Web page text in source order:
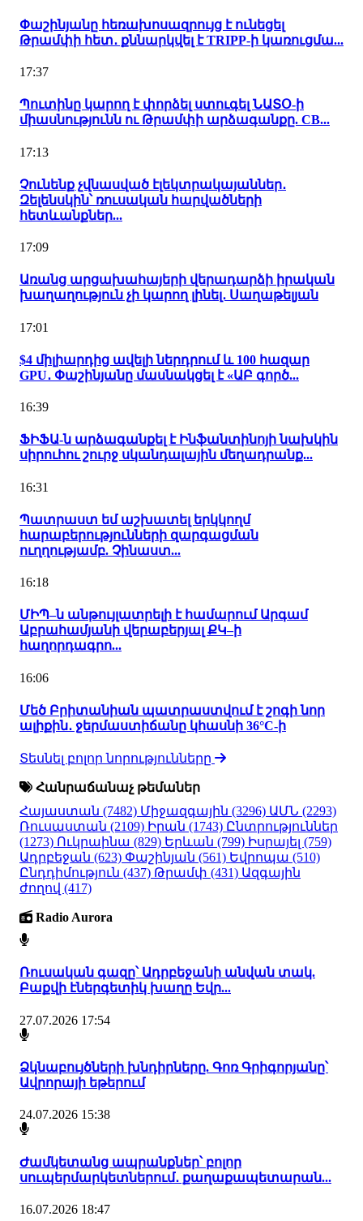
Փաշինյանը հեռախոսազրույց է ունեցել
Թրամփի հետ․ քննարկվել է TRIPP-ի կառուցմա...
17:37
Պուտինը կարող է փորձել ստուգել ՆԱՏՕ-ի
միասնությունն ու Թրամփի արձագանքը. CB...
17:13
Չունենք չվնասված էլեկտրակայաններ․
Զելենսկին՝ ռուսական հարվածների
հետևանքներ...
17:09
Առանց արցախահայերի վերադարձի իրական
խաղաղություն չի կարող լինել․ Սաղաթելյան
17:01
$4 միլիարդից ավելի ներդրում և 100 հազար
GPU․ Փաշինյանը մասնակցել է «ԱԲ գործ...
16:39
ՖԻՖԱ-ն արձագանքել է Ինֆանտինոյի նախկին
սիրուհու շուրջ սկանդալային մեղադրանք...
16:31
Պատրաստ եմ աշխատել երկկողմ
հարաբերությունների զարգացման
ուղղությամբ. Չինաստ...
16:18
ՄԻՊ–ն անթույլատրելի է համարում Արգամ
Աբրահամյանի վերաբերյալ ՔԿ–ի
հաղորդագրո...
16:06
Մեծ Բրիտանիան պատրաստվում է շոգի նոր
ալիքին․ ջերմաստիճանը կհասնի 36°C-ի
Տեսնել բոլոր նորությունները
Հանրաճանաչ թեմաներ
Հայաստան (7482) Միջազգային (3296) ԱՄՆ (2293)
Ռուսաստան (2109) Իրան (1743) Ընտրություններ
(1273) Ուկրաինա (829) Երևան (799) Իսրայել (759)
Ադրբեջան (623) Փաշինյան (561) Եվրոպա (510)
Ընդդիմություն (437) Թրամփ (431) Ազգային
ժողով (417)
Radio Aurora
Ռուսական գազը՝ Ադրբեջանի անվան տակ.
Բաքվի էներգետիկ խաղը Եվր...
27.07.2026 17:54
Ձկնաբույծների խնդիրները. Գոռ Գրիգորյանը՝
Ավրորայի եթերում
24.07.2026 15:38
Ժամկետանց ապրանքներ՝ բոլոր
սուպերմարկետներում․ քաղաքապետարան...
16.07.2026 18:47